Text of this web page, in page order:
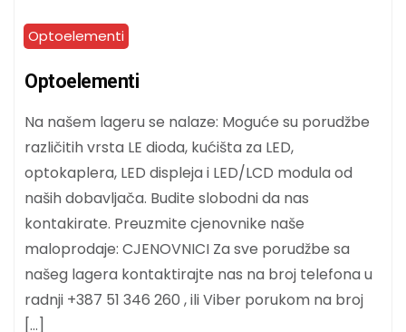
Optoelementi
Optoelementi
Na našem lageru se nalaze: Moguće su porudžbe
različitih vrsta LE dioda, kućišta za LED,
optokaplera, LED displeja i LED/LCD modula od
naših dobavljača. Budite slobodni da nas
kontakirate. Preuzmite cjenovnike naše
maloprodaje: CJENOVNICI Za sve porudžbe sa
našeg lagera kontaktirajte nas na broj telefona u
radnji +387 51 346 260 , ili Viber porukom na broj
[…]